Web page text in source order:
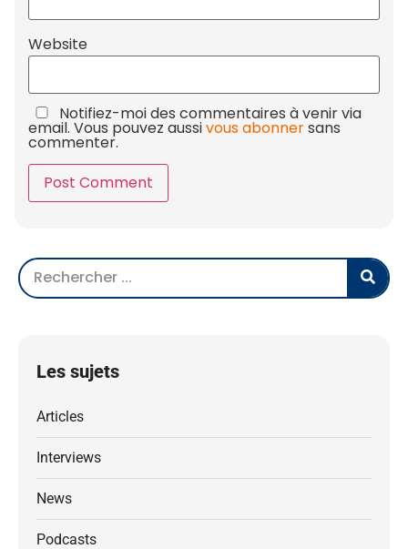
Website
Notifiez-moi des commentaires à venir via
email. Vous pouvez aussivous abonnersans
commenter.
Les sujets
Articles
Interviews
News
Podcasts